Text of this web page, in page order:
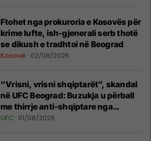
Ftohet nga prokuroria e Kosovës për
krime lufte, ish-gjenerali serb thotë
se dikush e tradhtoi në Beograd
Kosovë 02/08/2026
“Vrisni, vrisni shqiptarët”, skandal
në UFC Beograd: Buzukja u përball
me thirrje anti-shqiptare nga
tribunat
UFC 01/08/2026